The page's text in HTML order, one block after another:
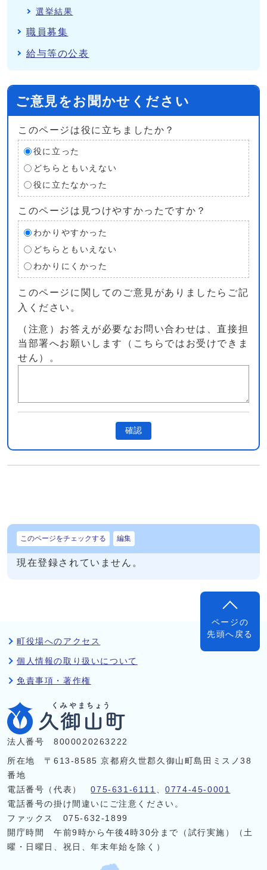
選挙結果
職員募集
給与等の公表
ご意見をお聞かせください
このページは役に立ちましたか？
役に立った
どちらともいえない
役に立たなかった
このページは見つけやすかったですか？
わかりやすかった
どちらともいえない
わかりにくかった
このページに関してのご意見がありましたらご記
入ください。
（注意）お答えが必要なお問い合わせは、直接担
当部署へお願いします（こちらではお受けできま
せん）。
確認
このページをチェックする 編集
現在登録されていません。
ページの
先頭へ戻る
町役場へのアクセス
個人情報の取り扱いについて
免責事項・著作権
法人番号 8000020263222
所在地 〒613-8585 京都府久世郡久御山町島田ミスノ38
番地
電話番号（代表）075-631-6111 、0774-45-0001
電話番号の掛け間違いにご注意ください。
ファックス 075-632-1899
開庁時間 午前9時から午後4時30分まで（試行実施）（土
曜・日曜日、祝日、年末年始を除く）